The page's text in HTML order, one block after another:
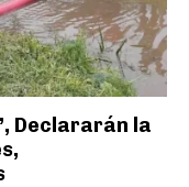
Declararán la